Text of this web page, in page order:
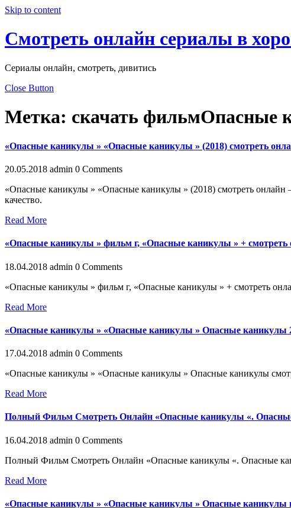
Skip to content
Смотреть онлайн сериалы в
Сериалы онлайн, смотреть, дивитись
Close Button
Метка: скачать фильмОпасные
«Опасные каникулы » «Опасные каникулы » (2018) смотреть
20.05.2018 admin 0 Comments
«Опасные каникулы » «Опасные каникулы » (2018) смотреть
качество.
Read More
«Опасные каникулы » фильм г, «Опасные каникулы » +
18.04.2018 admin 0 Comments
«Опасные каникулы » фильм г, «Опасные каникулы » + смотреть
Read More
«Опасные каникулы » «Опасные каникулы » Опасные каникулы
17.04.2018 admin 0 Comments
«Опасные каникулы » «Опасные каникулы » Опасные каникулы
Read More
Полный Фильм Смотреть Онлайн «Опасные каникулы «.
16.04.2018 admin 0 Comments
Полный Фильм Смотреть Онлайн «Опасные каникулы «. Опасные
Read More
«Опасные каникулы » «Опасные каникулы » Опасные каникулы